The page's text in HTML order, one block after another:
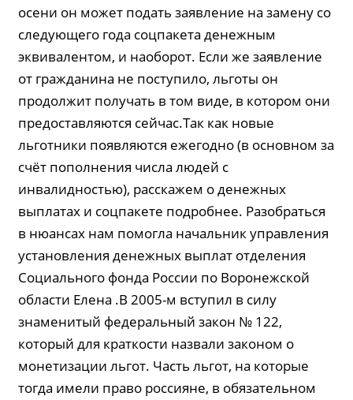
осени он может подать заявление на замену со
следующего года соцпакета денежным
эквивалентом, и наоборот. Если же заявление
от гражданина не поступило, льготы он
продолжит получать в том виде, в котором они
предоставляются сейчас.Так как новые
льготники появляются ежегодно (в основном за
счёт пополнения числа людей с
инвалидностью), расскажем о денежных
выплатах и соцпакете подробнее. Разобраться
в нюансах нам помогла начальник управления
установления денежных выплат отделения
Социального фонда России по Воронежской
области Елена .В 2005-м вступил в силу
знаменитый федеральный закон № 122,
который для краткости назвали законом о
монетизации льгот. Часть льгот, на которые
тогда имели право россияне, в обязательном